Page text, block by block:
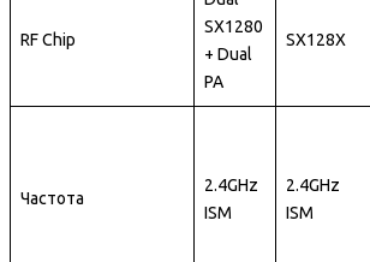
RF Chip
SX1280
+ Dual
PA
SX128X
Частота
2.4GHz
ISM
2.4GHz
ISM